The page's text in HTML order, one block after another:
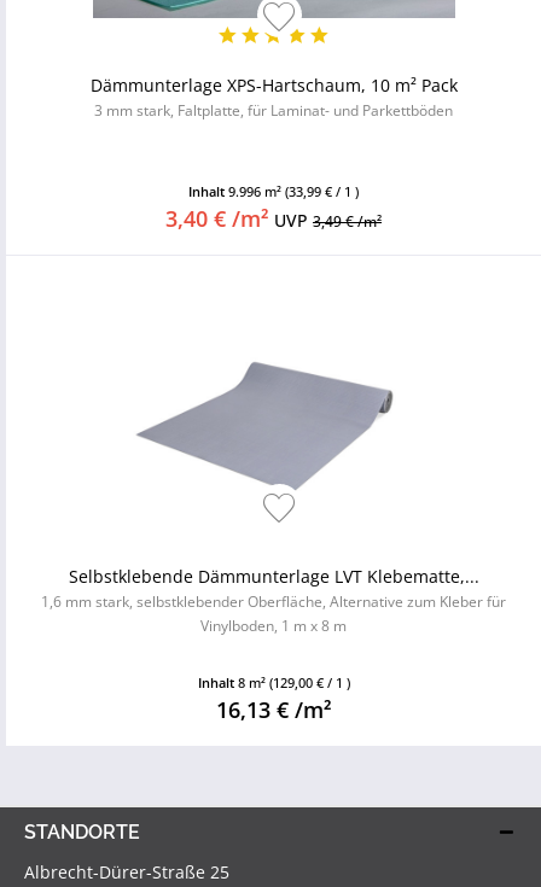
Dämmunterlage XPS-Hartschaum, 10 m² Pack
3 mm stark, Faltplatte, für Laminat- und Parkettböden
Inhalt 9.996 m² (33,99 € / 1 )
3,40 € /m² UVP 3,49 € /m²
Selbstklebende Dämmunterlage LVT Klebematte,...
1,6 mm stark, selbstklebender Oberfläche, Alternative zum Kleber für
Vinylboden, 1 m x 8 m
Inhalt 8 m² (129,00 € / 1 )
16,13 € /m²
STANDORTE
Albrecht-Dürer-Straße 25